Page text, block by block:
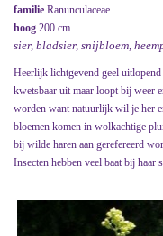
familie Ranunculaceae
hoog 200 cm
sier, bladsier, snijbloem,
Heerlijk lichtgevend geel
kwetsbaar uit maar loopt bij weer
worden want natuurlijk wil je her
bloemen komen in wolkachtige
bij wilde haren aan gerefereerd
Insecten hebben veel baat bij haar